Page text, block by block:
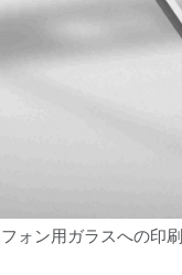
ォン用ガラスへの印刷